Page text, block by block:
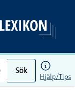
Sök
Hjälp/Tips